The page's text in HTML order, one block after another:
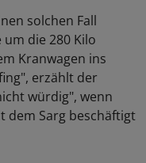
solchen Fall
die 280 Kilo
Kranwagen ins
erzählt der
würdig", wenn
dem Sarg beschäftigt